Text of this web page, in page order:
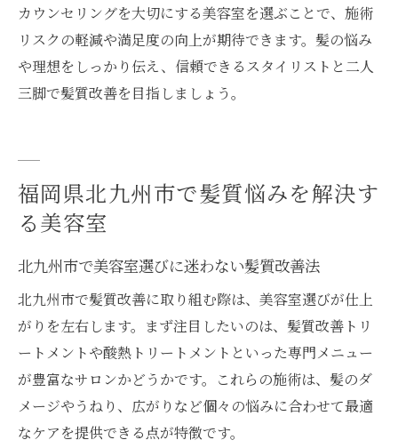
カウンセリングを大切にする美容室を選ぶことで、施術
リスクの軽減や満足度の向上が期待できます。髪の悩み
や理想をしっかり伝え、信頼できるスタイリストと二人
三脚で髪質改善を目指しましょう。
福岡県北九州市で髪質悩みを解決す
る美容室
北九州市で美容室選びに迷わない髪質改善法
北九州市で髪質改善に取り組む際は、美容室選びが仕上
がりを左右します。まず注目したいのは、髪質改善トリ
ートメントや酸熱トリートメントといった専門メニュー
が豊富なサロンかどうかです。これらの施術は、髪のダ
メージやうねり、広がりなど個々の悩みに合わせて最適
なケアを提供できる点が特徴です。